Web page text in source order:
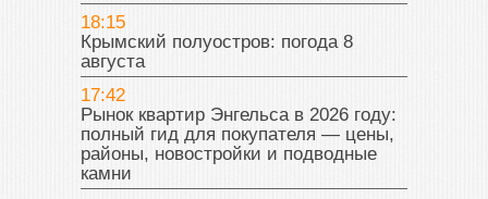
18:15
Крымский полуостров: погода 8
августа
17:42
Рынок квартир Энгельса в 2026 году:
полный гид для покупателя — цены,
районы, новостройки и подводные
камни